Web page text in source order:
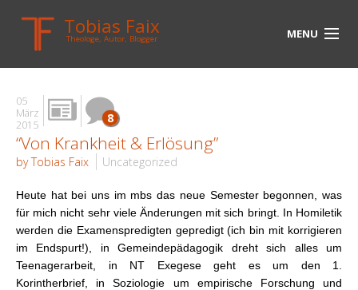
Tobias Faix
Theologe, Autor, Blogger MENU
HOME
BLOG
BIOGRAPHIE
UNTERWEGS
MEDIEN
KONTAKT
05
März
2015
8
“Von Krankheit & Erlösung”
by Tobias Faix Uncategorized
Heute hat bei uns im mbs das neue Semester begonnen, was
für mich nicht sehr viele Änderungen mit sich bringt. In Homiletik
werden die Examenspredigten gepredigt (ich bin mit korrigieren
im Endspurt!), in Gemeindepädagogik dreht sich alles um
Teenagerarbeit, in NT Exegese geht es um den 1.
Korintherbrief, in Soziologie um empirische Forschung und